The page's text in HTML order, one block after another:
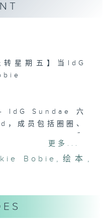
星期五】当IdG
IdG Sundae 六
成员包括圈圈、
唱全新歌曲《新
充满甜美和青春气
与小园友一同进行
气氛热烈高涨，绝
胜出的队伍更可获
更多...
Bobie , 绘本 ,